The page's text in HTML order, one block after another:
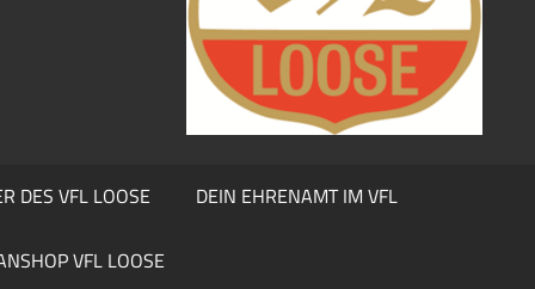
DES VFL LOOSE DEIN EHRENAMT IM VFL
VFL LOOSE